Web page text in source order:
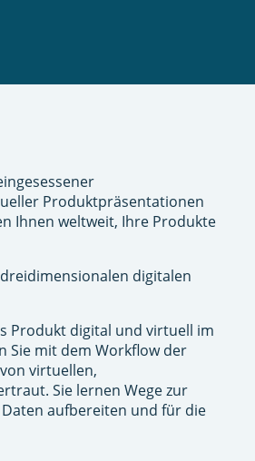
Produktpräsentationen
Ihnen weltweit, Ihre Produkte
digitalen
Produkt digital und virtuell im
Sie mit dem Workflow der
virtuellen,
Sie lernen Wege zur
aufbereiten und für die